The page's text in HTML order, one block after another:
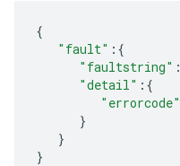
{
"fault" :{
"faultstring" :
"detail" :{
"errorcode"
}
}
}